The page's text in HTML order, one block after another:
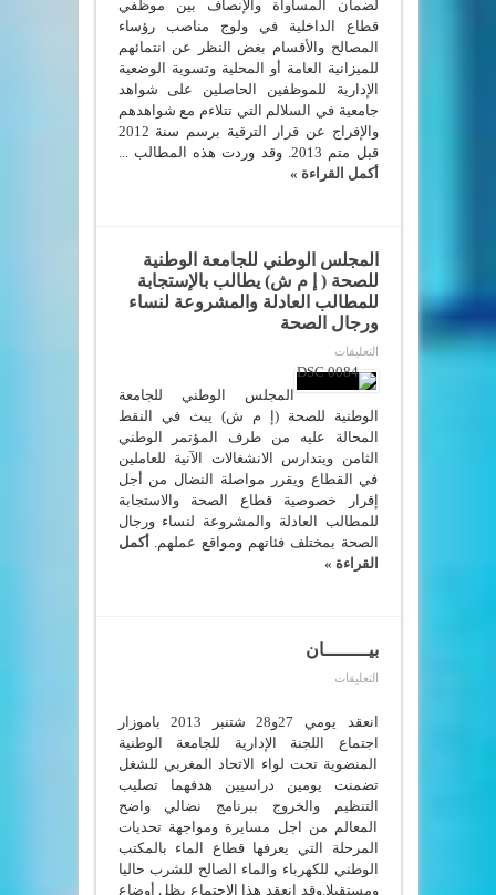
وزارة
الداخلية
بتعميم
العمل
وفق
طريقة
الترشح
للمناصب
مغلقة
لضمان المساواة والإنصاف بين موظفي
قطاع الداخلية في ولوج مناصب رؤساء
المصالح والأقسام بغض النظر عن انتمائهم
للميزانية العامة أو المحلية وتسوية الوضعية
الإدارية للموظفين الحاصلين على شواهد
جامعية في السلالم التي تتلاءم مع شواهدهم
والإفراج عن قرار الترقية برسم سنة 2012
قبل متم 2013. وقد وردت هذه المطالب ...
أكمل القراءة »
المجلس الوطني للجامعة الوطنية
للصحة ( إ م ش) يطالب بالإستجابة
للمطالب العادلة والمشروعة لنساء
ورجال الصحة
التعليقات
المجلس
الوطني
للجامعة
الوطنية
للصحة
م
ش)
بالإستجابة
للمطالب
العادلة
والمشروعة
لنساء
المجلس الوطني للجامعة
الوطنية للصحة (إ م ش) يبث في النقط
المحالة عليه من طرف المؤتمر الوطني
الثامن ويتدارس الانشغالات الآنية للعاملين
في القطاع ويقرر مواصلة النضال من أجل
إقرار خصوصية قطاع الصحة والاستجابة
للمطالب العادلة والمشروعة لنساء ورجال
الصحة بمختلف فئاتهم ومواقع عملهم. أكمل
القراءة »
بيــــــــان
التعليقات
انعقد يومي 27و28 شتنبر 2013 باموزار
اجتماع اللجنة الإدارية للجامعة الوطنية
المنضوية تحت لواء الاتحاد المغربي للشغل
تضمنت يومين دراسيين هدفهما تصليب
التنظيم والخروج ببرنامج نضالي واضح
المعالم من اجل مسايرة ومواجهة تحديات
المرحلة التي يعرفها قطاع الماء بالمكتب
الوطني للكهرباء والماء الصالح للشرب حاليا
ومستقبلا.وقد انعقد هذا الاجتماع بظل أوضاع